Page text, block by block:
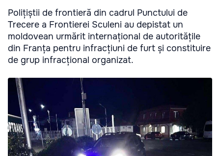
Polițiștii de frontieră din cadrul Punctului de
Trecere a Frontierei Sculeni au depistat un
moldovean urmărit internațional de autoritățile
din Franța pentru infracțiuni de furt și constituire
de grup infracțional organizat.